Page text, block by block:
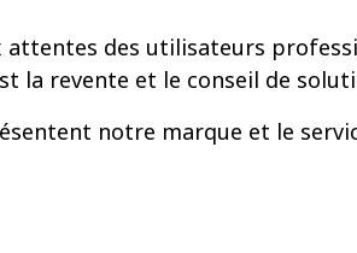
des utilisateurs
la revente et le conseil de
notre marque et le